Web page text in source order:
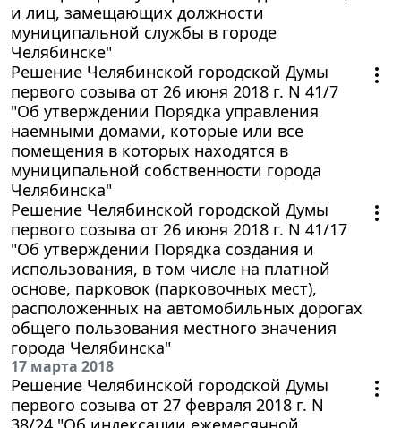
и лиц, замещающих должности
муниципальной службы в городе
Челябинске"
Решение Челябинской городской Думы
первого созыва от 26 июня 2018 г. N 41/7
"Об утверждении Порядка управления
наемными домами, которые или все
помещения в которых находятся в
муниципальной собственности города
Челябинска"
Решение Челябинской городской Думы
первого созыва от 26 июня 2018 г. N 41/17
"Об утверждении Порядка создания и
использования, в том числе на платной
основе, парковок (парковочных мест),
расположенных на автомобильных дорогах
общего пользования местного значения
города Челябинска"
17 марта 2018
Решение Челябинской городской Думы
первого созыва от 27 февраля 2018 г. N